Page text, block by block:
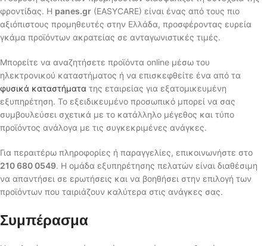
φροντίδας. Η panes.gr (EASYCARE) είναι ένας από τους πιο
αξιόπιστους προμηθευτές στην Ελλάδα, προσφέροντας ευρεία
γκάμα προϊόντων ακρατείας σε ανταγωνιστικές τιμές.
Μπορείτε να αναζητήσετε προϊόντα online μέσω του
ηλεκτρονικού καταστήματος ή να επισκεφθείτε ένα από τα
φυσικά καταστήματα της εταιρείας για εξατομικευμένη
εξυπηρέτηση. Το εξειδικευμένο προσωπικό μπορεί να σας
συμβουλεύσει σχετικά με το κατάλληλο μέγεθος και τύπο
προϊόντος ανάλογα με τις συγκεκριμένες ανάγκες.
Για περαιτέρω πληροφορίες ή παραγγελίες, επικοινωνήστε στο
210 680 0549. Η ομάδα εξυπηρέτησης πελατών είναι διαθέσιμη
να απαντήσει σε ερωτήσεις και να βοηθήσει στην επιλογή των
προϊόντων που ταιριάζουν καλύτερα στις ανάγκες σας.
Συμπέρασμα